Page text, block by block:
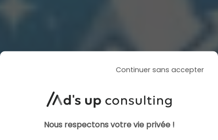
Continuer sans accepter
Nous respectons votre vie privée !